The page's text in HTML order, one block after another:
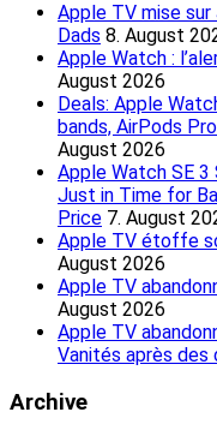
Apple TV mise
Dads 8. August
Apple Watch :
August 2026
Deals: Apple
bands, AirPods
August 2026
Apple Watch SE 3
Just in Time for
Price 7. August
Apple TV étoffe
August 2026
Apple TV
August 2026
Apple TV
Vanités après
Archive